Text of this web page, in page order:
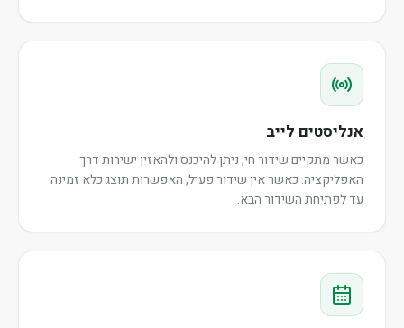
אנליסטים לייב
כאשר מתקיים שידור חי, ניתן להיכנס ולהאזין ישירות דרך
האפליקציה. כאשר אין שידור פעיל, האפשרות תוצג כלא זמינה
עד לפתיחת השידור הבא.